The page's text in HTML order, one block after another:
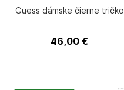
Guess dámske čierne tričko
46,00 €